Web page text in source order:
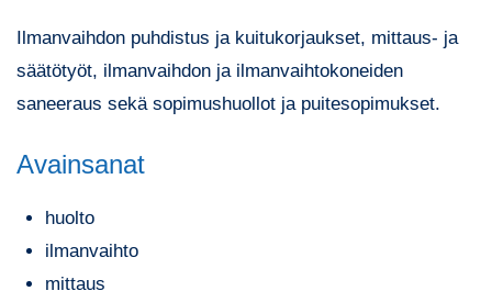
Ilmanvaihdon puhdistus ja kuitukorjaukset, mittaus- ja
säätötyöt, ilmanvaihdon ja ilmanvaihtokoneiden
saneeraus sekä sopimushuollot ja puitesopimukset.
Avainsanat
huolto
ilmanvaihto
mittaus